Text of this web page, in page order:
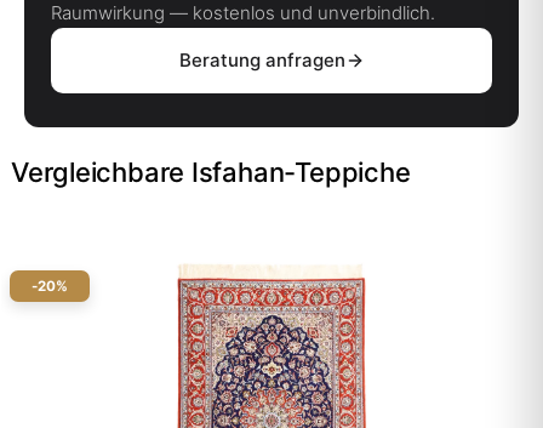
Raumwirkung — kostenlos und unverbindlich.
Beratung anfragen
Vergleichbare Isfahan-Teppiche
-20%